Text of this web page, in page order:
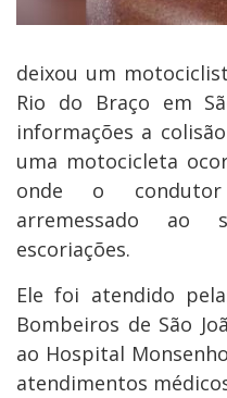
deixou um
Rio do Braço em
informações a
uma motocicleta
onde o
arremessado ao
escoriações.
Ele foi atendido
Bombeiros de São
ao Hospital
atendimentos